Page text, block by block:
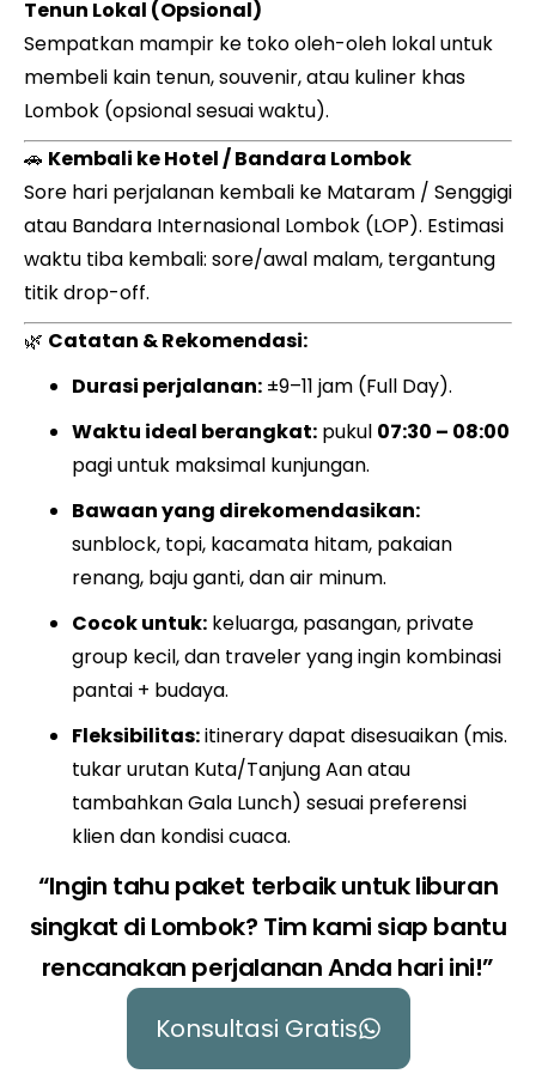
Tenun Lokal (Opsional)
Sempatkan mampir ke toko oleh-oleh lokal untuk
membeli kain tenun, souvenir, atau kuliner khas
Lombok (opsional sesuai waktu).
🚗 Kembali ke Hotel / Bandara Lombok
Sore hari perjalanan kembali ke Mataram / Senggigi
atau Bandara Internasional Lombok (LOP). Estimasi
waktu tiba kembali: sore/awal malam, tergantung
titik drop-off.
🌿 Catatan & Rekomendasi:
Durasi perjalanan: ±9–11 jam (Full Day).
Waktu ideal berangkat: pukul 07:30 – 08:00
pagi untuk maksimal kunjungan.
Bawaan yang direkomendasikan:
sunblock, topi, kacamata hitam, pakaian
renang, baju ganti, dan air minum.
Cocok untuk: keluarga, pasangan, private
group kecil, dan traveler yang ingin kombinasi
pantai + budaya.
Fleksibilitas:itinerary dapat disesuaikan (mis.
tukar urutan Kuta/Tanjung Aan atau
tambahkan Gala Lunch) sesuai preferensi
klien dan kondisi cuaca.
“Ingin tahu paket terbaik untuk liburan
singkat di Lombok? Tim kami siap bantu
rencanakan perjalanan Anda hari ini!”
Konsultasi Gratis